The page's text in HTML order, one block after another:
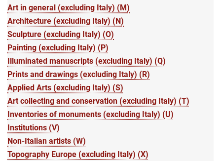
Art in general (excluding Italy) (M)
Architecture (excluding Italy) (N)
Sculpture (excluding Italy) (O)
Painting (excluding Italy) (P)
Illuminated manuscripts (excluding Italy) (Q)
Prints and drawings (excluding Italy) (R)
Applied Arts (excluding Italy) (S)
Art collecting and conservation (excluding Italy) (T)
Inventories of monuments (excluding Italy) (U)
Institutions (V)
Non-Italian artists (W)
Topography Europe (excluding Italy) (X)